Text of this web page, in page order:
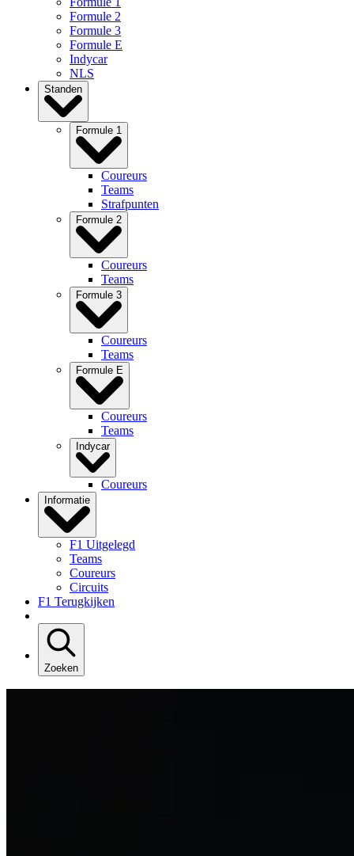
Formule 2
Formule 3
Formule E
Indycar
NLS
Standen
Formule 1
Coureurs
Teams
Strafpunten
Formule 2
Coureurs
Teams
Formule 3
Coureurs
Teams
Formule E
Coureurs
Teams
Indycar
Coureurs
Informatie
F1 Uitgelegd
Teams
Coureurs
Circuits
F1 Terugkijken
Zoeken